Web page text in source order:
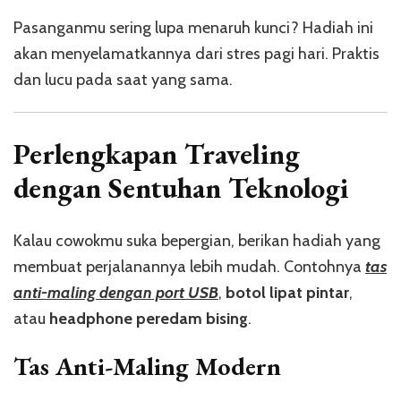
Pasanganmu sering lupa menaruh kunci? Hadiah ini
akan menyelamatkannya dari stres pagi hari. Praktis
dan lucu pada saat yang sama.
Perlengkapan Traveling
dengan Sentuhan Teknologi
Kalau cowokmu suka bepergian, berikan hadiah yang
membuat perjalanannya lebih mudah. Contohnya tas
anti-maling dengan port USB, botol lipat pintar,
atau headphone peredam bising.
Tas Anti-Maling Modern